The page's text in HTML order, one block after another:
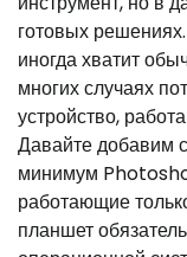
готовых
иногда хватит
многих случаях
устройство,
Давайте добавим
минимум
работающие
планшет